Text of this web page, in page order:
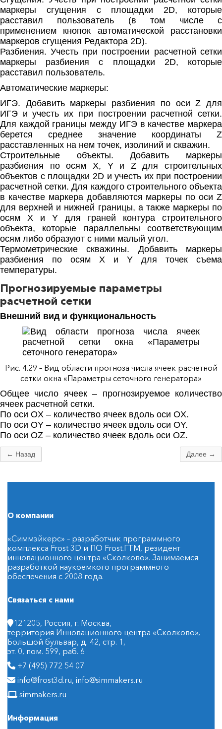
маркеры сгущения с площадки 2D, которые
расставил пользователь (в том числе с
применением кнопок автоматической расстановки
маркеров сгущения Редактора 2D).
Разбиения. Учесть при построении расчетной сетки
маркеры разбиения с площадки 2D, которые
расставил пользователь.
Автоматические маркеры:
ИГЭ. Добавить маркеры разбиения по оси Z для
ИГЭ и учесть их при построении расчетной сетки.
Для каждой границы между ИГЭ в качестве маркера
берется среднее значение координаты Z
расставленных на нем точек, изолиний и скважин.
Строительные объекты. Добавить маркеры
разбиения по осям X, Y и Z для строительных
объектов с площадки 2D и учесть их при построении
расчетной сетки. Для каждого строительного объекта
в качестве маркера добавляются маркеры по оси Z
для верхней и нижней границы, а также маркеры по
осям X и Y для граней контура строительного
объекта, которые параллельны соответствующим
осям либо образуют с ними малый угол.
Термометрические скважины. Добавить маркеры
разбиения по осям X и Y для точек съема
температуры.
Прогнозируемые параметры
расчетной сетки
Внешний вид и функциональность
Рис. 4.29 – Вид области прогноза числа ячеек расчетной
сетки окна «Параметры сеточного генератора»
Общее число ячеек – прогнозируемое количество
ячеек расчетной сетки.
По оси OX – количество ячеек вдоль оси OX.
По оси OY – количество ячеек вдоль оси OY.
По оси OZ – количество ячеек вдоль оси OZ.
← Назад Далее →
О компании
«Симмэйкерс» – разработчик программного
комплекса Frost 3D и ПО Frost.ГТМ, резидент
инновационного центра «Сколково». Занимаемся
разработкой наукоемкого программного
обеспечения с 2008 года.
Связаться с нами
121205, Россия, г. Москва,
территория Инновационного центра «Сколково»,
Большой бульвар, д. 42, стр. 1,
эт. 0, пом. 599, раб. 6
+7 (495) 772 54 07
info@frost3d.ru, info@simmakers.ru
simmakers.ru
Информация